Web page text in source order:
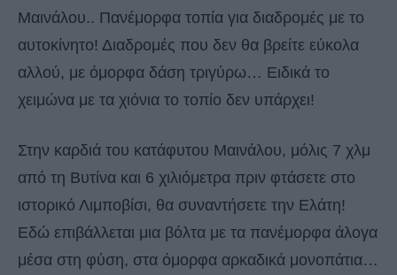
Μαινάλου.. Πανέμορφα τοπία για διαδρομές με το
αυτοκίνητο! Διαδρομές που δεν θα βρείτε εύκολα
αλλού, με όμορφα δάση τριγύρω… Ειδικά το
χειμώνα με τα χιόνια το τοπίο δεν υπάρχει!
Στην καρδιά του κατάφυτου Μαινάλου, μόλις 7 χλμ
από τη Βυτίνα και 6 χιλιόμετρα πριν φτάσετε στο
ιστορικό Λιμποβίσι, θα συναντήσετε την Ελάτη!
Εδώ επιβάλλεται μια βόλτα με τα πανέμορφα άλογα
μέσα στη φύση, στα όμορφα αρκαδικά μονοπάτια…